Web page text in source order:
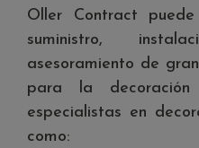
Oller Contract
suministro,
asesoramiento de
para la decoración
especialistas en
como: